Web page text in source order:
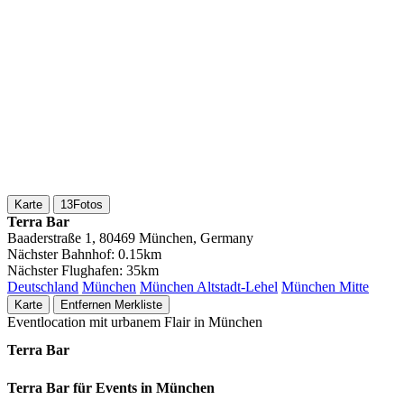
Karte 13Fotos
Terra Bar
Baaderstraße 1, 80469 München, Germany
Nächster Bahnhof: 0.15km
Nächster Flughafen: 35km
Deutschland München München Altstadt-Lehel München Mitte
Karte Entfernen Merkliste
Eventlocation mit urbanem Flair in München
Terra Bar
Terra Bar für Events in München